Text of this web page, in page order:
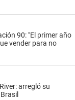
90: "El primer año
vender para no
arregló su